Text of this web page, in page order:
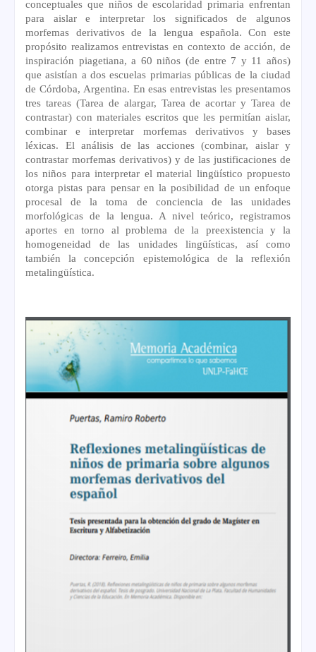
conceptuales que niños de escolaridad primaria enfrentan
para aislar e interpretar los significados de algunos
morfemas derivativos de la lengua española. Con este
propósito realizamos entrevistas en contexto de acción, de
inspiración piagetiana, a 60 niños (de entre 7 y 11 años)
que asistían a dos escuelas primarias públicas de la ciudad
de Córdoba, Argentina. En esas entrevistas les presentamos
tres tareas (Tarea de alargar, Tarea de acortar y Tarea de
contrastar) con materiales escritos que les permitían aislar,
combinar e interpretar morfemas derivativos y bases
léxicas. El análisis de las acciones (combinar, aislar y
contrastar morfemas derivativos) y de las justificaciones de
los niños para interpretar el material lingüístico propuesto
otorga pistas para pensar en la posibilidad de un enfoque
procesal de la toma de conciencia de las unidades
morfológicas de la lengua. A nivel teórico, registramos
aportes en torno al problema de la preexistencia y la
homogeneidad de las unidades lingüísticas, así como
también la concepción epistemológica de la reflexión
metalingüística.